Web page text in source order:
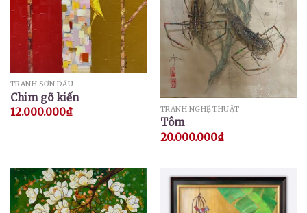
TRANH SƠN DẦU
Chim gõ kiến
12.000.000₫ TRANH NGHỆ THUẬT
Tôm
20.000.000₫